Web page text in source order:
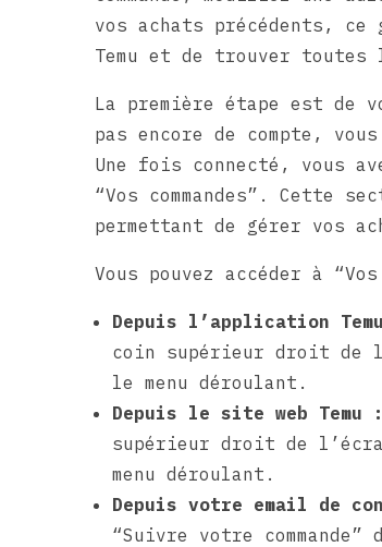
vos achats précédents,
Temu et de trouver toutes
La première étape est de
pas encore de compte,
Une fois connecté, vous
“Vos commandes”. Cette
permettant de gérer vos
Vous pouvez accéder à
Depuis l’application
coin supérieur droit de
le menu déroulant.
Depuis le site web Temu :
supérieur droit de
menu déroulant.
Depuis votre email de
“Suivre votre